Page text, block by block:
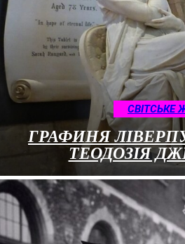
CВІТСЬКЕ
ГРАФИНЯ
ТЕОДОЗІЯ